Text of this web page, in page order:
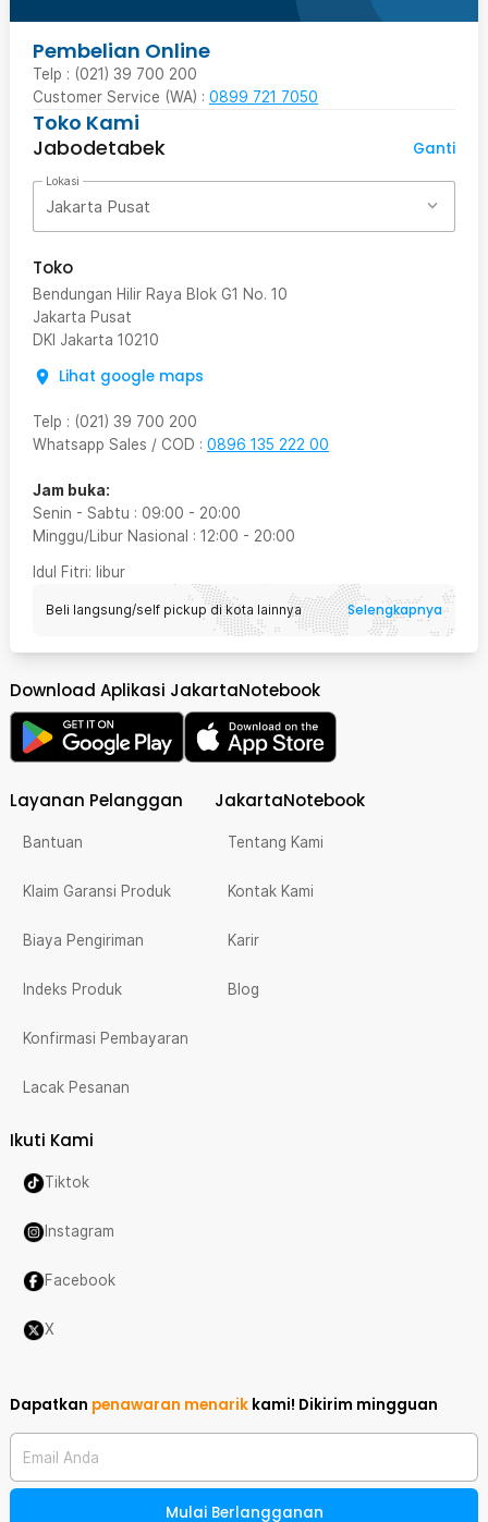
Pembelian Online
Telp : (021) 39 700 200
Customer Service (WA) : 0899 721 7050
Toko Kami
Jabodetabek
Ganti
Lokasi
Jakarta Pusat
Toko
Bendungan Hilir Raya Blok G1 No. 10
Jakarta Pusat
DKI Jakarta 10210
Lihat google maps
Telp : (021) 39 700 200
Whatsapp Sales / COD : 0896 135 222 00
Jam buka:
Senin - Sabtu : 09:00 - 20:00
Minggu/Libur Nasional : 12:00 - 20:00
Idul Fitri: libur
Beli langsung/self pickup di kota lainnya Selengkapnya
Download Aplikasi JakartaNotebook
Layanan Pelanggan
Bantuan
Klaim Garansi Produk
Biaya Pengiriman
Indeks Produk
Konfirmasi Pembayaran
Lacak Pesanan
JakartaNotebook
Tentang Kami
Kontak Kami
Karir
Blog
Ikuti Kami
Tiktok
Instagram
Facebook
X
Dapatkan penawaran menarik kami! Dikirim mingguan
Email Anda
Mulai Berlangganan